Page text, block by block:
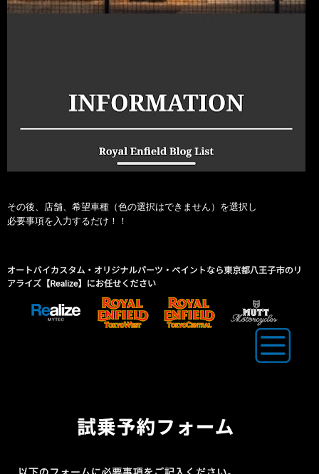
その後、店舗、希望車種（色の選択はできません）を選択し
必要事項を入力するだけ！！